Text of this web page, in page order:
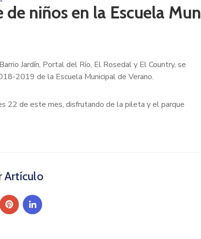
niños en la Escuela Mun
Jardín, Portal del Río, El Rosedal y El Country, se
2019 de la Escuela Municipal de Verano.
22 de este mes, disfrutando de la pileta y el parque
Artículo